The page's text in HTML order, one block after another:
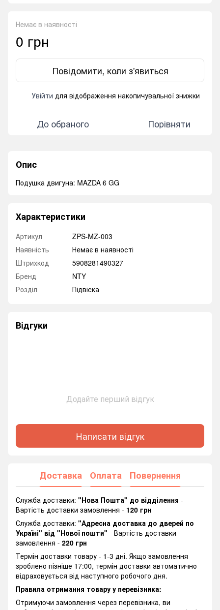
Немає в наявності
0 грн
Повідомити, коли з'явиться
Увійти для відображення накопичувальної знижки
До обраного Порівняти
Опис
Подушка двигуна: MAZDA 6 GG
Характеристики
Артикул
ZPS-MZ-003
Наявність
Немає в наявності
Штрихкод
5908281490327
Бренд
NTY
Розділ
Підвіска
Відгуки
Додайте перший відгук
Написати відгук
Доставка Оплата Повернення
Служба доставки: "Нова Пошта" до відділення -
Вартість доставки замовлення - 120 грн
Служба доставки: "Адресна доставка до дверей по
Україні" від "Нової пошти" - Вартість доставки
замовлення - 220 грн
Термін доставки товару - 1-3 дні. Якщо замовлення
зроблено пізніше 17:00, термін доставки автоматично
відраховується від наступного робочого дня.
Правила отримання товару у перевізника:
Отримуючи замовлення через перевізника, ви